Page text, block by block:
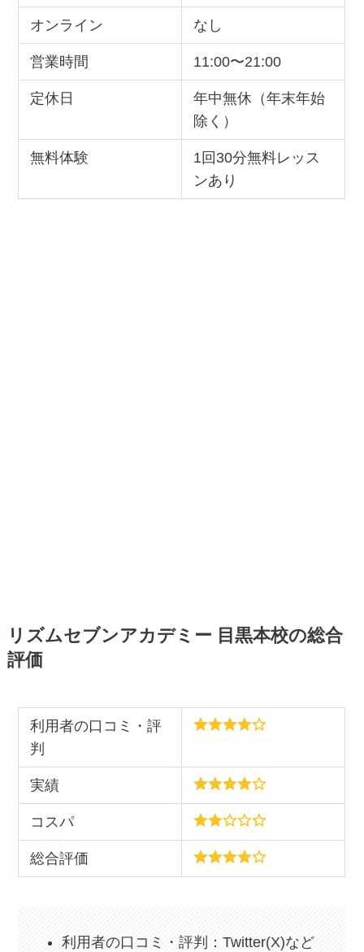
オンライン なし
営業時間 11:00〜21:00
定休日
年中無休（年末年始
除く）
無料体験
1回30分無料レッス
ンあり
リズムセブンアカデミー 目黒本校の総合
評価
利用者の口コミ・評
判
実績
コスパ
総合評価
利用者の口コミ・評判：Twitter(X)など